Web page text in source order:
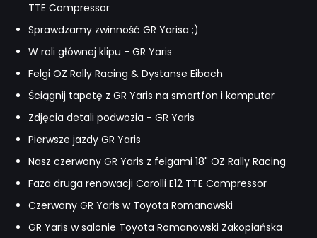
TTE Compressor
Sprawdzamy zwinność GR Yarisa ;)
W roli głównej klipu - GR Yaris
Felgi OZ Rally Racing & Dystanse Eibach
Ściągnij tapetę z GR Yaris na smartfon i komputer
Zdjęcia detali podwozia - GR Yaris
Pierwsze jazdy GR Yaris
Nasz czerwony GR Yaris z felgami 18" OZ Rally Racing
Faza druga renowacji Corolli E12 TTE Compressor
Czerwony GR Yaris w Toyota Romanowski
GR Yaris w salonie Toyota Romanowski Zakopiańska